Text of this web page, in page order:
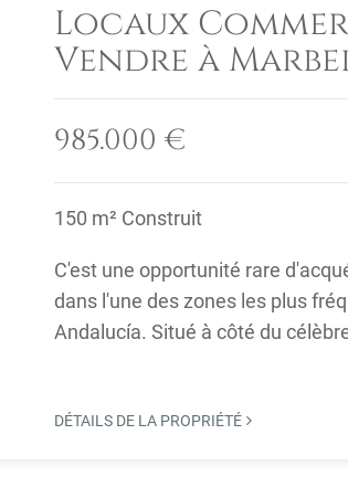
Locaux
Vendre à
Emplacement
Choix Près de
985.000 €
150 m² Construit
C'est une opportunité rare
dans l'une des zones les plus
Andalucía. Situé à côté du
DÉTAILS DE LA PROPRIÉTÉ